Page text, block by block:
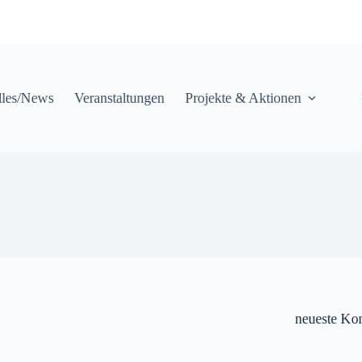
News Veranstaltungen Projekte & Aktionen
neueste